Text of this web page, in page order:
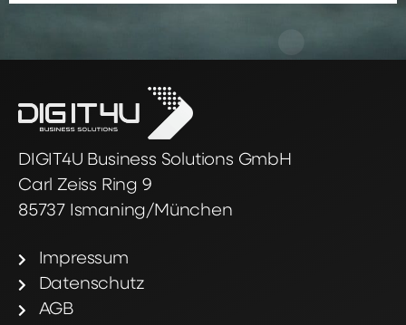
DIGIT4U Business Solutions GmbH
Carl Zeiss Ring 9
85737 Ismaning/München
Impressum
Datenschutz
AGB